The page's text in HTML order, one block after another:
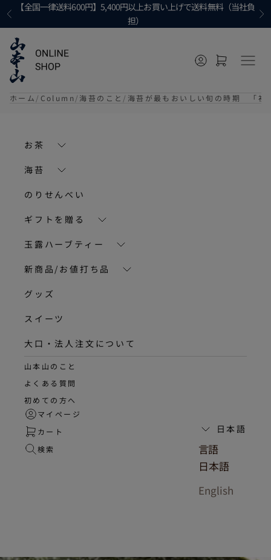
コンテンツへ移動
前へ
【全国一律送料600円】5,400円以上お買い上げで送料無料（当社負
担）
マイページに
カートを
メニ
ホーム Column 海苔のこと 海苔が最もおいしい旬の時期 「初
お茶
海苔
のりせんべい
ギフトを贈る
玉露ハーブティー
新商品/お値打ち品
グッズ
スイーツ
大口・法人注文について
山本山のこと
よくある質問
初めての方へ
マイページ
カート
検索
日本語
言語
日本語
English